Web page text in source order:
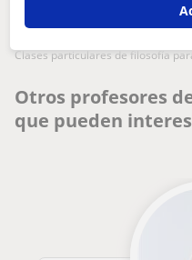
clases particulares de filosofía
Otros profesores
que pueden